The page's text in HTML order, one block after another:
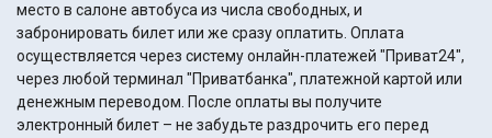
место в салоне автобуса из числа свободных, и
забронировать билет или же сразу оплатить. Оплата
осуществляется через систему онлайн-платежей "Приват24",
через любой терминал "Приватбанка", платежной картой или
денежным переводом. После оплаты вы получите
электронный билет – не забудьте раздрочить его перед